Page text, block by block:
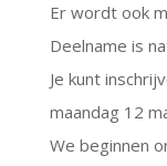
Er wordt ook
Deelname is
Je kunt
maandag 12
We beginnen